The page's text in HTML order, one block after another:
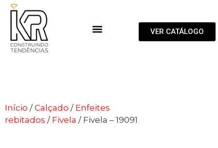
VER CATÁLOGO
Início /Calçado / Enfeites
rebitados / Fivela / Fivela – 19091